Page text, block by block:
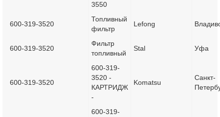
3550
600-319-3520
Топливный
фильтр
Lefong
600-319-3520
Фильтр
топливный
Stal Уфа
600-319-3520
600-319-
3520 -
КАРТРИДЖ
-
Komatsu
Санкт-
600-319-